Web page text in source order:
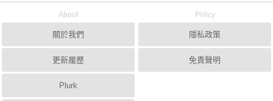
About
關於我們
更新履歷
Plurk
Policy
隱私政策
免責聲明